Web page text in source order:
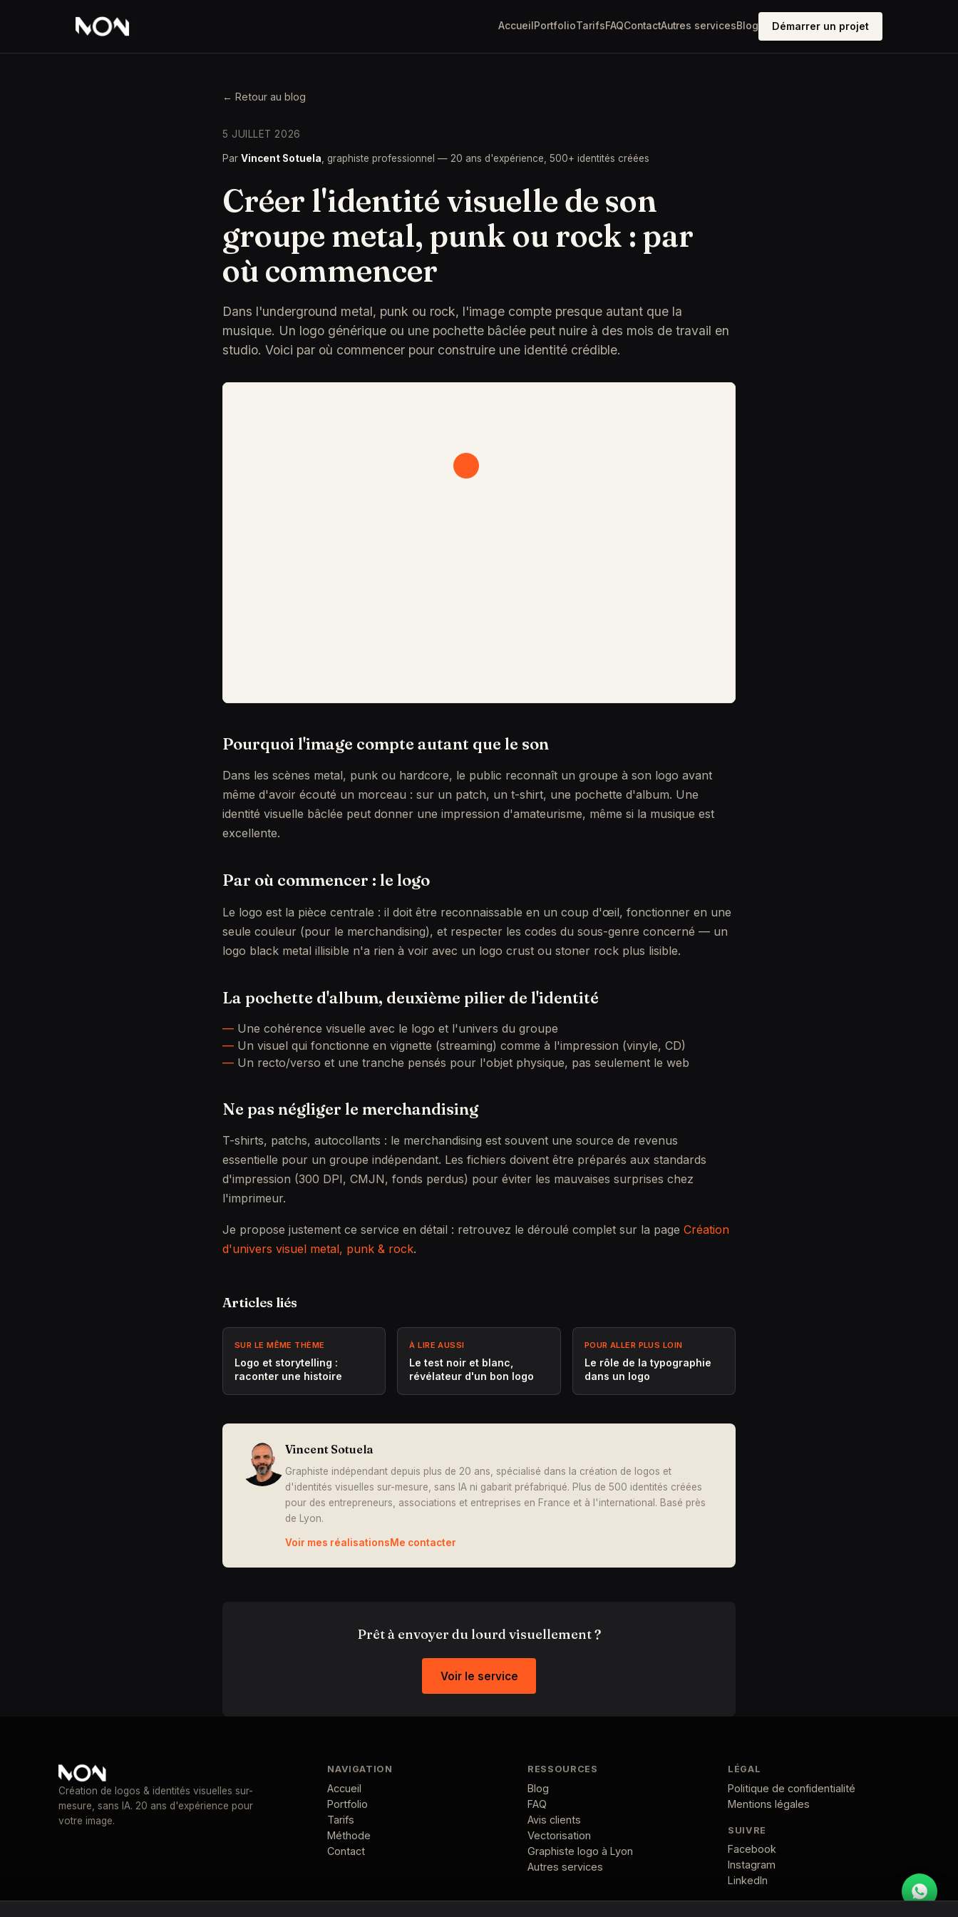
Accueil PortfolioTarifsFAQContactAutres servicesBlog Démarrer un projet
← Retour au blog
5 JUILLET 2026
Par Vincent Sotuela , graphiste professionnel — 20 ans d'expérience, 500+ identités créées
Créer l'identité visuelle de son
groupe metal, punk ou rock : par
où commencer
Dans l'underground metal, punk ou rock, l'image compte presque autant que la
musique. Un logo générique ou une pochette bâclée peut nuire à des mois de travail en
studio. Voici par où commencer pour construire une identité crédible.
Pourquoi l'image compte autant que le son
Dans les scènes metal, punk ou hardcore, le public reconnaît un groupe à son logo avant
même d'avoir écouté un morceau : sur un patch, un t-shirt, une pochette d'album. Une
identité visuelle bâclée peut donner une impression d'amateurisme, même si la musique est
excellente.
Par où commencer : le logo
Le logo est la pièce centrale : il doit être reconnaissable en un coup d'œil, fonctionner en une
seule couleur (pour le merchandising), et respecter les codes du sous-genre concerné — un
logo black metal illisible n'a rien à voir avec un logo crust ou stoner rock plus lisible.
La pochette d'album, deuxième pilier de l'identité
Une cohérence visuelle avec le logo et l'univers du groupe
Un visuel qui fonctionne en vignette (streaming) comme à l'impression (vinyle, CD)
Un recto/verso et une tranche pensés pour l'objet physique, pas seulement le web
Ne pas négliger le merchandising
T-shirts, patchs, autocollants : le merchandising est souvent une source de revenus
essentielle pour un groupe indépendant. Les fichiers doivent être préparés aux standards
d'impression (300 DPI, CMJN, fonds perdus) pour éviter les mauvaises surprises chez
l'imprimeur.
Je propose justement ce service en détail : retrouvez le déroulé complet sur la page Création
d'univers visuel metal, punk & rock.
Articles liés
SUR LE MÊME THÈME
Logo et storytelling :
raconter une histoire
À LIRE AUSSI
Le test noir et blanc,
révélateur d'un bon logo
POUR ALLER PLUS LOIN
Le rôle de la typographie
dans un logo
Vincent Sotuela
Graphiste indépendant depuis plus de 20 ans, spécialisé dans la création de logos et
d'identités visuelles sur-mesure, sans IA ni gabarit préfabriqué. Plus de 500 identités créées
pour des entrepreneurs, associations et entreprises en France et à l'international. Basé près
de Lyon.
Voir mes réalisationsMe contacter
Prêt à envoyer du lourd visuellement ?
Voir le service
Création de logos & identités visuelles sur-
mesure, sans IA. 20 ans d'expérience pour
votre image.
NAVIGATION
Accueil
Portfolio
Tarifs
Méthode
Contact
RESSOURCES
Blog
FAQ
Avis clients
Vectorisation
Graphiste logo à Lyon
Autres services
LÉGAL
Politique de confidentialité
Mentions légales
SUIVRE
Facebook
Instagram
LinkedIn